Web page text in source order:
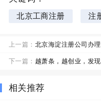
北京工商注册 注
上一篇： 北京海淀注册公司办
下一篇： 越萧条，越创业，发
相关推荐